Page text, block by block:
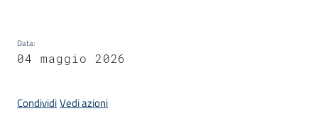
a
S
Data:
04 maggio 2026
CondividiVedi azioni